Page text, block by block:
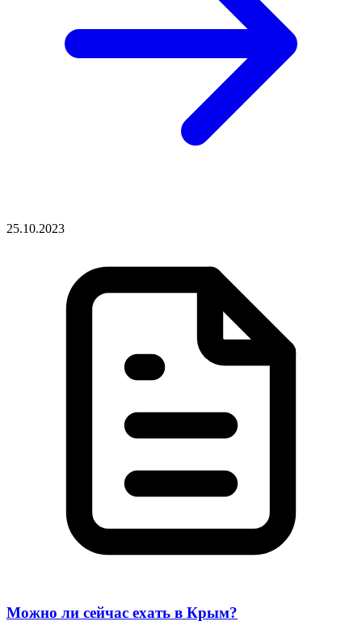
25.10.2023
Можно ли сейчас ехать в Крым?